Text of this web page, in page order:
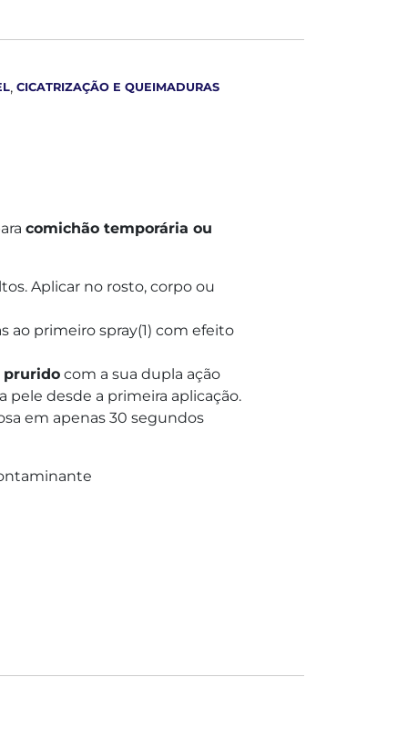
, CICATRIZAÇÃO E QUEIMADURAS
comichão temporária ou
Aplicar no rosto, corpo ou
ao primeiro spray(1) com efeito
prurido com a sua dupla ação
pele desde a primeira aplicação.
em apenas 30 segundos